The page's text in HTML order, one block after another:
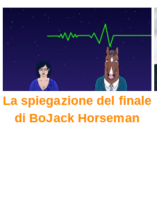
La spiegazione del finale
di BoJack Horseman